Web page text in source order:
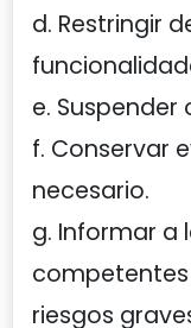
d. Restringir
e.
f. Conservar
necesario.
g. Informar a
riesgos